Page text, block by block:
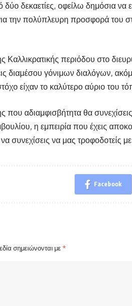
δύο δεκαετίες, οφείλω δημόσια να
πολύπλευρη προσφορά του
Καλλικρατικής περιόδου στο
διαμέσου γόνιμων διαλόγων,
είχαν το καλύτερο αύριο του
αδιαμφισβήτητα θα
η εμπειρία που έχεις
συνεχίσεις να μας τροφοδοτείς
Facebook
σημειώνονται με*